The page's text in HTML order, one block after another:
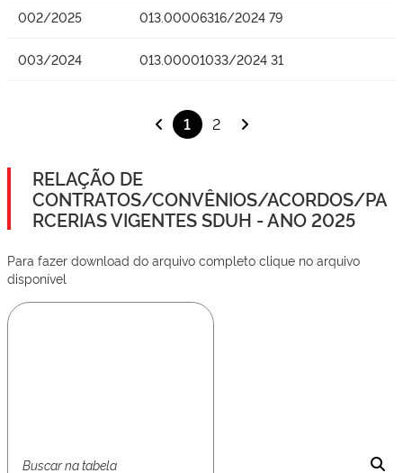
002/2025 013.00006316/2024 79
003/2024 013.00001033/2024 31
1 2
RELAÇÃO DE
CONTRATOS/CONVÊNIOS/ACORDOS/PA
RCERIAS VIGENTES SDUH - ANO 2025
Para fazer download do arquivo completo clique no arquivo
disponível